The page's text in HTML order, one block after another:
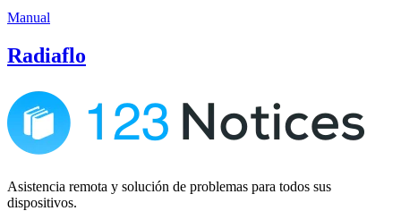
Manual
Radiaflo
Asistencia remota y solución de problemas para todos sus
dispositivos.